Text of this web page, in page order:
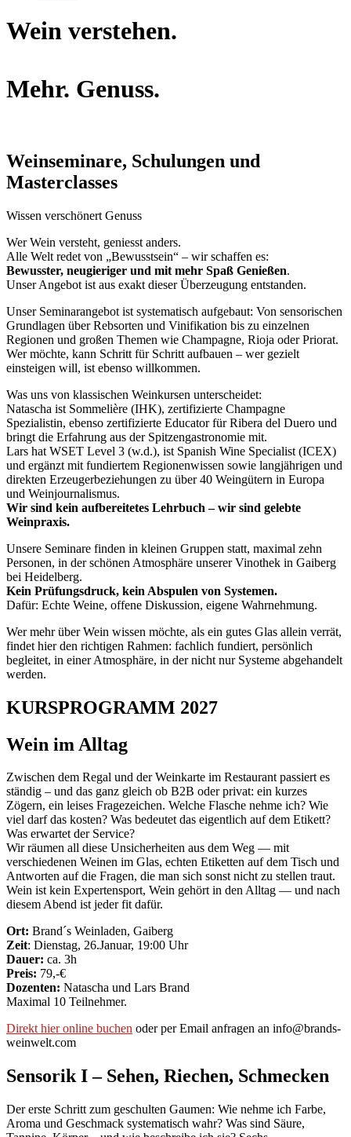
Wein verstehen.
Mehr. Genuss.
Weinseminare, Schulungen und
Masterclasses
Wissen verschönert Genuss
Wer Wein versteht, geniesst anders.
Alle Welt redet von „Bewusstsein“ – wir schaffen es:
Bewusster, neugieriger und mit mehr Spaß Genießen.
Unser Angebot ist aus exakt dieser Überzeugung entstanden.
Unser Seminarangebot ist systematisch aufgebaut: Von sensorischen
Grundlagen über Rebsorten und Vinifikation bis zu einzelnen
Regionen und großen Themen wie Champagne, Rioja oder Priorat.
Wer möchte, kann Schritt für Schritt aufbauen – wer gezielt
einsteigen will, ist ebenso willkommen.
Was uns von klassischen Weinkursen unterscheidet:
Natascha ist Sommelière (IHK), zertifizierte Champagne
Spezialistin, ebenso zertifizierte Educator für Ribera del Duero und
bringt die Erfahrung aus der Spitzengastronomie mit.
Lars hat WSET Level 3 (w.d.), ist Spanish Wine Specialist (ICEX)
und ergänzt mit fundiertem Regionenwissen sowie langjährigen und
direkten Erzeugerbeziehungen zu über 40 Weingütern in Europa
und Weinjournalismus.
Wir sind kein aufbereitetes Lehrbuch – wir sind gelebte
Weinpraxis.
Unsere Seminare finden in kleinen Gruppen statt, maximal zehn
Personen, in der schönen Atmosphäre unserer Vinothek in Gaiberg
bei Heidelberg.
Kein Prüfungsdruck, kein Abspulen von Systemen.
Dafür: Echte Weine, offene Diskussion, eigene Wahrnehmung.
Wer mehr über Wein wissen möchte, als ein gutes Glas allein verrät,
findet hier den richtigen Rahmen: fachlich fundiert, persönlich
begleitet, in einer Atmosphäre, in der nicht nur Systeme abgehandelt
werden.
KURSPROGRAMM 2027
Wein im Alltag
Zwischen dem Regal und der Weinkarte im Restaurant passiert es
ständig – und das ganz gleich ob B2B oder privat: ein kurzes
Zögern, ein leises Fragezeichen. Welche Flasche nehme ich? Wie
viel darf das kosten? Was bedeutet das eigentlich auf dem Etikett?
Was erwartet der Service?
Wir räumen all diese Unsicherheiten aus dem Weg — mit
verschiedenen Weinen im Glas, echten Etiketten auf dem Tisch und
Antworten auf die Fragen, die man sich sonst nicht zu stellen traut.
Wein ist kein Expertensport, Wein gehört in den Alltag — und nach
diesem Abend ist jeder fit dafür.
Ort: Brand´s Weinladen, Gaiberg
Zeit: Dienstag, 26.Januar, 19:00 Uhr
Dauer: ca. 3h
Preis: 79,-€
Dozenten: Natascha und Lars Brand
Maximal 10 Teilnehmer.
Direkt hier online buchen oder per Email anfragen an info@brands-
weinwelt.com
Sensorik I – Sehen, Riechen, Schmecken
Der erste Schritt zum geschulten Gaumen: Wie nehme ich Farbe,
Aroma und Geschmack systematisch wahr? Was sind Säure,